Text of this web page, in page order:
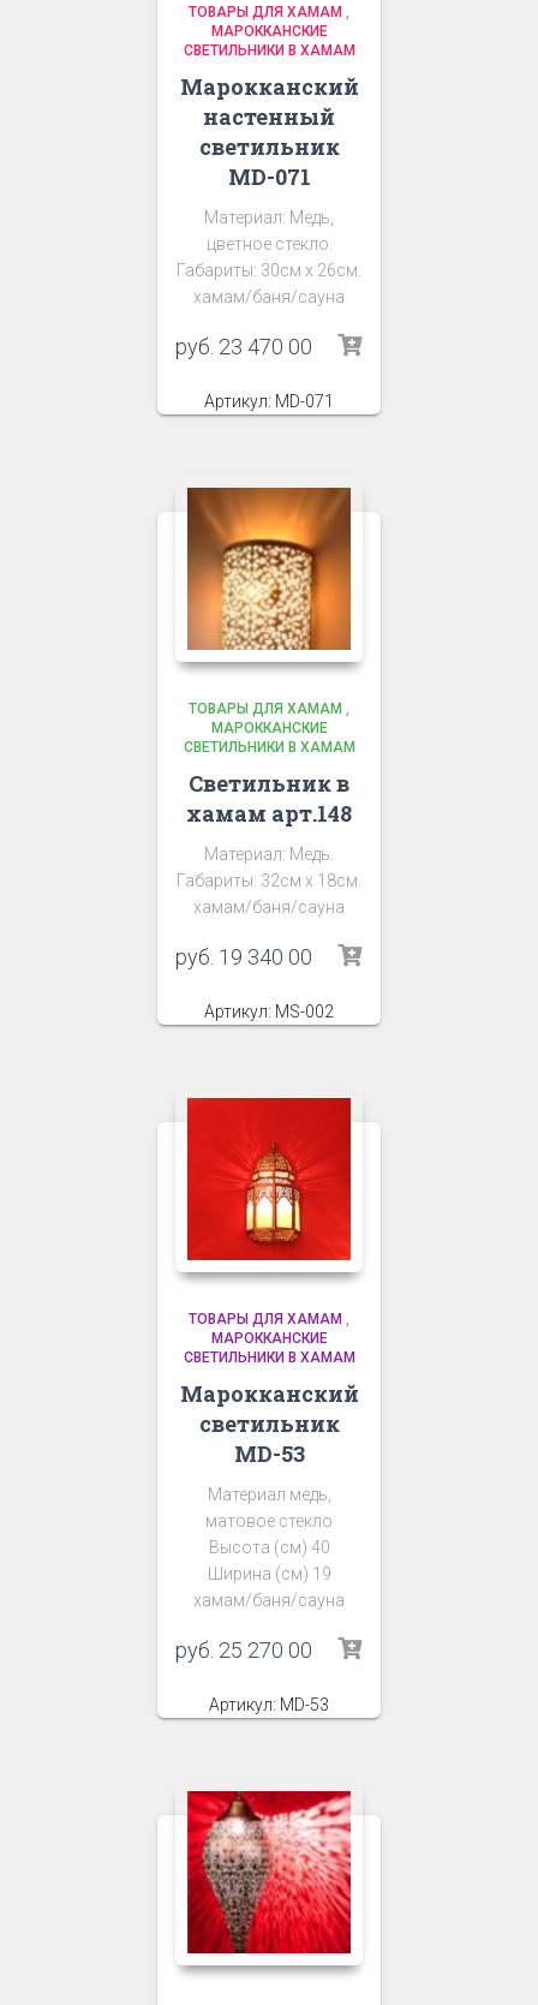
ТОВАРЫ ДЛЯ ХАМАМ ,
МАРОККАНСКИЕ
СВЕТИЛЬНИКИ В ХАМАМ
Марокканский
настенный
светильник
MD-071
Материал: Медь,
цветное стекло.
Габариты: 30см х 26см.
хамам/баня/сауна
руб. 23 470 00
Артикул: MD-071
ТОВАРЫ ДЛЯ ХАМАМ ,
МАРОККАНСКИЕ
СВЕТИЛЬНИКИ В ХАМАМ
Светильник в
хамам арт.148
Материал: Медь.
Габариты: 32см х 18см.
хамам/баня/сауна
руб. 19 340 00
Артикул: MS-002
ТОВАРЫ ДЛЯ ХАМАМ ,
МАРОККАНСКИЕ
СВЕТИЛЬНИКИ В ХАМАМ
Марокканский
светильник
MD-53
Материал медь,
матовое стекло
Высота (см) 40
Ширина (см) 19
хамам/баня/сауна
руб. 25 270 00
Артикул: MD-53